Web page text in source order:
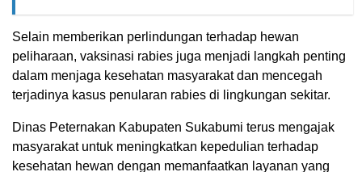
Selain memberikan perlindungan terhadap hewan
peliharaan, vaksinasi rabies juga menjadi langkah penting
dalam menjaga kesehatan masyarakat dan mencegah
terjadinya kasus penularan rabies di lingkungan sekitar.
Dinas Peternakan Kabupaten Sukabumi terus mengajak
masyarakat untuk meningkatkan kepedulian terhadap
kesehatan hewan dengan memanfaatkan layanan yang